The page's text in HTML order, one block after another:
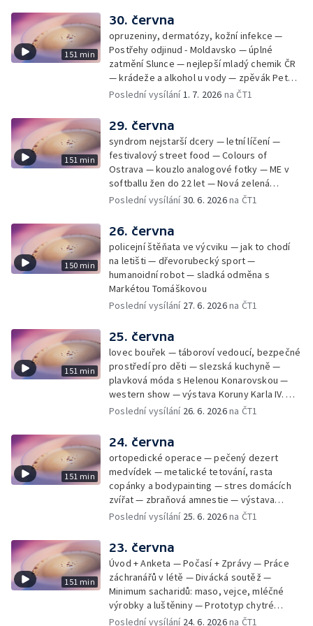
151 min
30. června
opruzeniny, dermatózy, kožní infekce —
Postřehy odjinud - Moldavsko — úplné
zatmění Slunce — nejlepší mladý chemik ČR
— krádeže a alkohol u vody — zpěvák Peter
Cmorik
Poslední vysílání1. 7. 2026 na ČT1
151 min
29. června
syndrom nejstarší dcery — letní líčení —
festivalový street food — Colours of
Ostrava — kouzlo analogové fotky — ME v
softballu žen do 22 let — Nová zelená
úsporám — Global Teacher Prize Czech
Poslední vysílání30. 6. 2026na ČT1
150 min
26. června
policejní štěňata ve výcviku — jak to chodí
na letišti — dřevorubecký sport —
humanoidní robot — sladká odměna s
Markétou Tomáškovou
Poslední vysílání 27. 6. 2026na ČT1
151 min
25. června
lovec bouřek — táboroví vedoucí, bezpečné
prostředí pro děti — slezská kuchyně —
plavková móda s Helenou Konarovskou —
western show — výstava Koruny Karla IV. —
mladý lezecký fenomén Josef Šindel
Poslední vysílání 26. 6. 2026na ČT1
151 min
24. června
ortopedické operace — pečený dezert
medvídek — metalické tetování, rasta
copánky a bodypainting — stres domácích
zvířat — zbraňová amnestie — výstava
mikrofotografií rostlin — fenomenální
Poslední vysílání 25. 6. 2026na ČT1
151 min
23. června
Úvod + Anketa — Počasí + Zprávy — Práce
záchranářů v létě — Divácká soutěž —
Minimum sacharidů: maso, vejce, mléčné
výrobky a luštěniny — Prototyp chytré
vložky do bot pro běžce — Anketa +
Poslední vysílání 24. 6. 2026na ČT1